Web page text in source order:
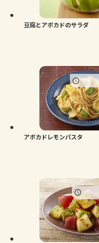
豆腐とアボカドのサラダ
アボカドレモンパスタ